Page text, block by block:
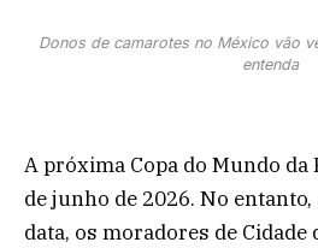
Donos de camarotes no México vão
entenda
A próxima Copa do Mundo da
de junho de 2026. No
data, os moradores de